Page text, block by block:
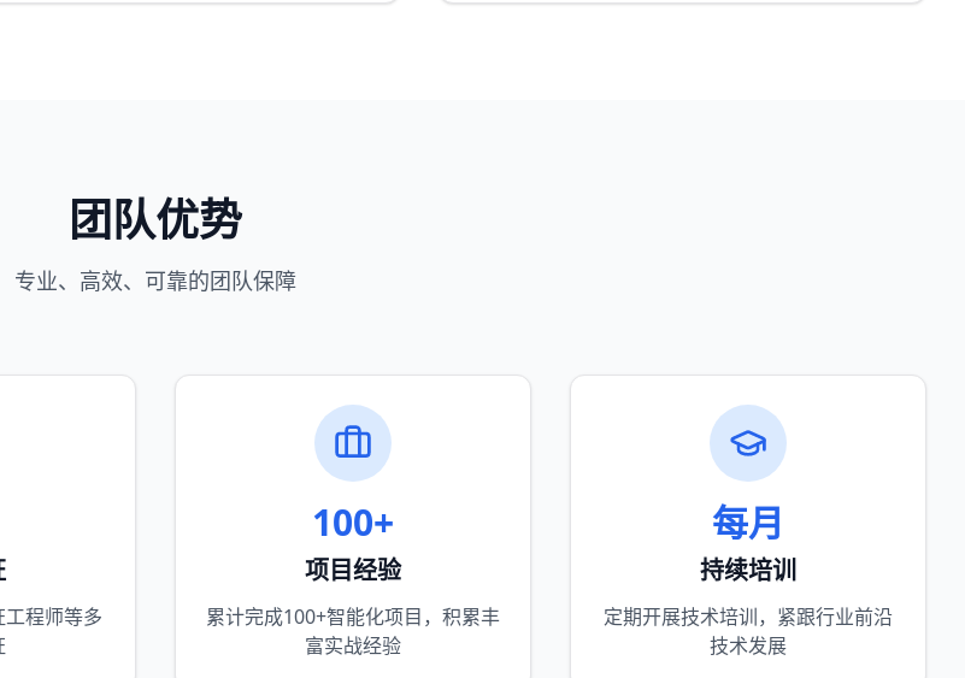
团队优势
专业、高效、可靠的团队保障
程师等多
100+
项目经验
累计完成100+智能化项目，积累丰
富实战经验
每月
持续培训
定期开展技术培训，紧跟行业前沿
技术发展